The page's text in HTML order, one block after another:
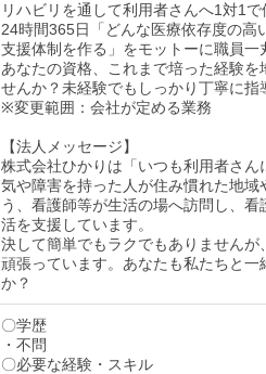
リハビリを通して利用者さんへ1対1で
24時間365日「どんな医療依存度の高
支援体制を作る」をモットーに職員一
あなたの資格、これまで培った経験
せんか？未経験でもしっかり丁寧に指
※変更範囲：会社が定める業務
【法人メッセージ】
株式会社ひかりは「いつも利用者さ
気や障害を持った人が住み慣れた地
う、看護師等が生活の場へ訪問し、
活を支援しています。
決して簡単でもラクでもありません
頑張っています。あなたも私たちと
か？
〇学歴
・不問
〇必要な経験・スキル